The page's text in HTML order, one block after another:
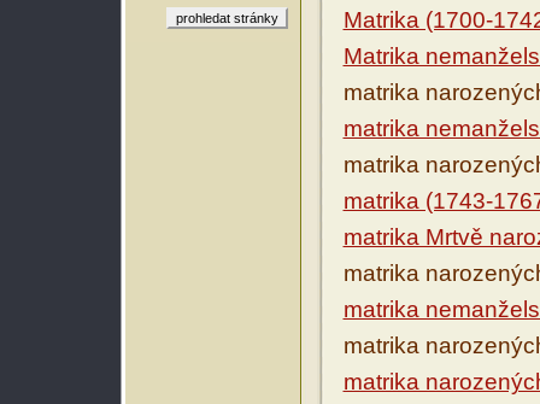
Matrika (1700-
Matrika
matrika
matrika
matrika
matrika (1743-
matrika Mrtvě
matrika
matrika
matrika
matrika